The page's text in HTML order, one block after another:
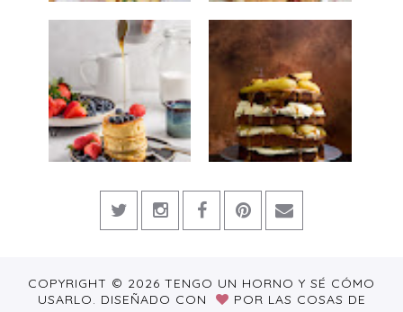
COPYRIGHT © 2026 TENGO UN HORNO Y SÉ CÓMO
USARLO. DISEÑADO CON POR LAS COSAS DE